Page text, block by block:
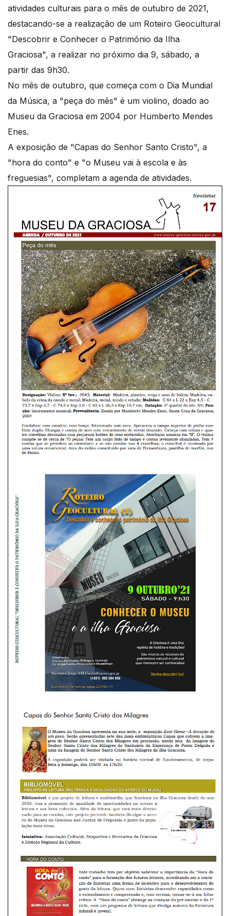
atividades culturais para o mês de outubro de 2021,
destacando-se a realização de um Roteiro Geocultural
"Descobrir e Conhecer o Património da Ilha
Graciosa", a realizar no próximo dia 9, sábado, a
partir das 9h30.
No mês de outubro, que começa com o Dia Mundial
da Música, a "peça do mês" é um violino, doado ao
Museu da Graciosa em 2004 por Humberto Mendes
Enes.
A exposição de "Capas do Senhor Santo Cristo", a
"hora do conto" e "o Museu vai à escola e às
freguesias", completam a agenda de atividades.